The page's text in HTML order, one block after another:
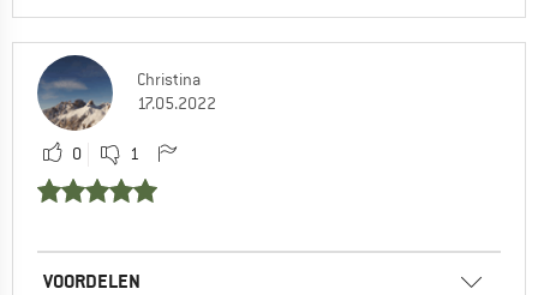
Christina
17.05.2022
0 1
VOORDELEN